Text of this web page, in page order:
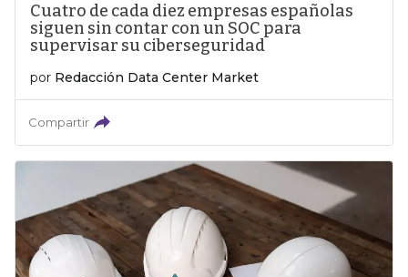
Cuatro de cada diez empresas españolas
siguen sin contar con un SOC para
supervisar su ciberseguridad
por Redacción Data Center Market
Compartir